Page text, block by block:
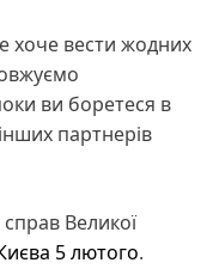
хоче вести жодних
ви боретеся в
партнерів
Великої
5 лютого.